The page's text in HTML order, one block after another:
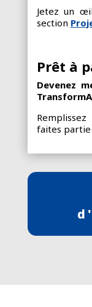
Jetez un
section
Prêt à
Devenez
Remplissez
faites partie